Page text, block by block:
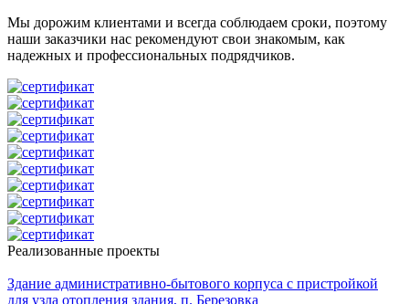
Мы дорожим клиентами и всегда соблюдаем сроки, поэтому
наши заказчики нас рекомендуют свои знакомым, как
надежных и профессиональных подрядчиков.
Реализованные проекты
Здание административно-бытового корпуса с пристройкой
для узла отопления здания, п. Березовка